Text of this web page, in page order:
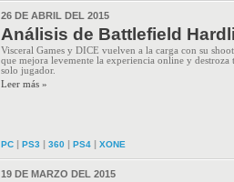
26 DE ABRIL DEL 2015
Análisis de Battlefield
Visceral Games y DICE vuelven a la carga con su
que mejora levemente la experiencia online y
solo jugador.
Leer más »
PC | PS3 | 360 | PS4 | XONE
19 DE MARZO DEL 2015